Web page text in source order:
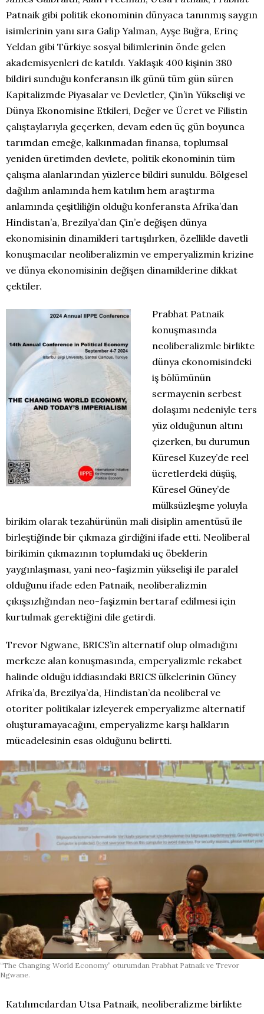
Patnaik gibi politik ekonominin dünyaca tanınmış saygın
isimlerinin yanı sıra Galip Yalman, Ayşe Buğra, Erinç
Yeldan gibi Türkiye sosyal bilimlerinin önde gelen
akademisyenleri de katıldı. Yaklaşık 400 kişinin 380
bildiri sunduğu konferansın ilk günü tüm gün süren
Kapitalizmde Piyasalar ve Devletler, Çin’in Yükselişi ve
Dünya Ekonomisine Etkileri, Değer ve Ücret ve Filistin
çalıştaylarıyla geçerken, devam eden üç gün boyunca
tarımdan emeğe, kalkınmadan finansa, toplumsal
yeniden üretimden devlete, politik ekonominin tüm
çalışma alanlarından yüzlerce bildiri sunuldu. Bölgesel
dağılım anlamında hem katılım hem araştırma
anlamında çeşitliliğin olduğu konferansta Afrika’dan
Hindistan’a, Brezilya’dan Çin’e değişen dünya
ekonomisinin dinamikleri tartışılırken, özellikle davetli
konuşmacılar neoliberalizmin ve emperyalizmin krizine
ve dünya ekonomisinin değişen dinamiklerine dikkat
çektiler.
Prabhat Patnaik
konuşmasında
neoliberalizmle birlikte
dünya ekonomisindeki
iş bölümünün
sermayenin serbest
dolaşımı nedeniyle ters
yüz olduğunun altını
çizerken, bu durumun
Küresel Kuzey’de reel
ücretlerdeki düşüş,
Küresel Güney’de
mülksüzleşme yoluyla
birikim olarak tezahürünün mali disiplin amentüsü ile
birleştiğinde bir çıkmaza girdiğini ifade etti. Neoliberal
birikimin çıkmazının toplumdaki uç öbeklerin
yaygınlaşması, yani neo-faşizmin yükselişi ile paralel
olduğunu ifade eden Patnaik, neoliberalizmin
çıkışsızlığından neo-faşizmin bertaraf edilmesi için
kurtulmak gerektiğini dile getirdi.
Trevor Ngwane, BRICS’in alternatif olup olmadığını
merkeze alan konuşmasında, emperyalizmle rekabet
halinde olduğu iddiasındaki BRICS ülkelerinin Güney
Afrika’da, Brezilya’da, Hindistan’da neoliberal ve
otoriter politikalar izleyerek emperyalizme alternatif
oluşturamayacağını, emperyalizme karşı halkların
mücadelesinin esas olduğunu belirtti.
“The Changing World Economy” oturumdan Prabhat Patnaik ve Trevor
Ngwane.
Katılımcılardan Utsa Patnaik, neoliberalizme birlikte